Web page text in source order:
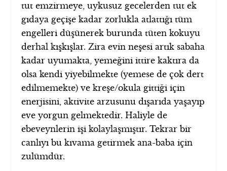
tut emzirmeye, uykusuz gecelerden tut ek
gıdaya geçişe kadar zorlukla atlattığı tüm
engelleri düşünerek burunda tüten kokuyu
derhal kışkışlar. Zira evin neşesi artık sabaha
kadar uyumakta, yemeğini ittire kaktıra da
olsa kendi yiyebilmekte (yemese de çok dert
edilmemekte) ve kreşe/okula gittiği için
enerjisini, aktivite arzusunu dışarıda yaşayıp
eve yorgun gelmektedir. Haliyle de
ebeveynlerin işi kolaylaşmıştır. Tekrar bir
canlıyı bu kıvama getirmek ana-baba için
zulümdür.